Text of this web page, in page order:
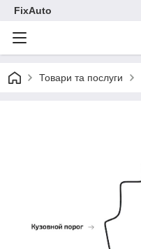
FixAuto
Товари та послуги